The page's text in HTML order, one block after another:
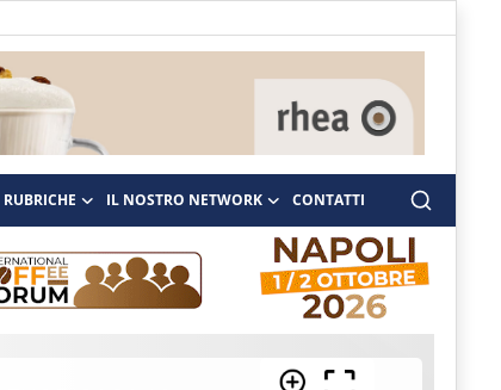
RUBRICHE IL NOSTRO NETWORK CONTATTI